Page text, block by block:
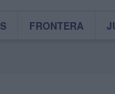
FRONTERA